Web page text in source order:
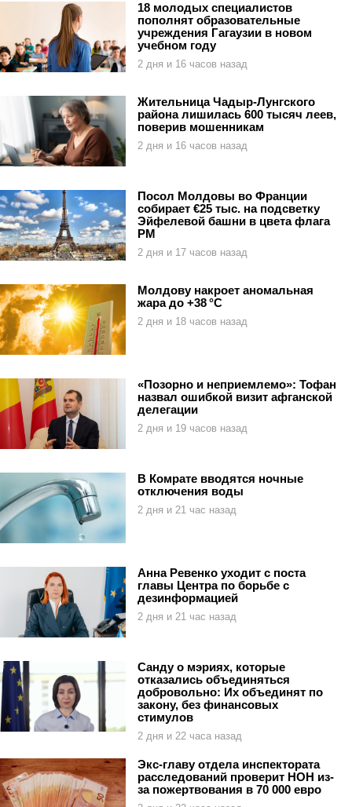
18 молодых специалистов
пополнят образовательные
учреждения Гагаузии в новом
учебном году
2 дня и 16 часов назад
Жительница Чадыр-Лунгского
района лишилась 600 тысяч леев,
поверив мошенникам
2 дня и 16 часов назад
Посол Молдовы во Франции
собирает €25 тыс. на подсветку
Эйфелевой башни в цвета флага
РМ
2 дня и 17 часов назад
Молдову накроет аномальная
жара до +38 °C
2 дня и 18 часов назад
«Позорно и неприемлемо»: Тофан
назвал ошибкой визит афганской
делегации
2 дня и 19 часов назад
В Комрате вводятся ночные
отключения воды
2 дня и 21 час назад
Анна Ревенко уходит с поста
главы Центра по борьбе с
дезинформацией
2 дня и 21 час назад
Санду о мэриях, которые
отказались объединяться
добровольно: Их объединят по
закону, без финансовых
стимулов
2 дня и 22 часа назад
Экс-главу отдела инспектората
расследований проверит НОН из-
за пожертвования в 70 000 евро